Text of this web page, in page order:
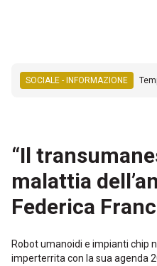
SOCIALE - INFORMAZIONE
“Il
malattia
Federica
Robot umanoidi e impianti chip
imperterrita con la sua agenda